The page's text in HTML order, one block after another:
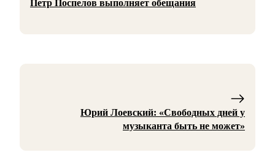
Петр Поспелов выполняет обещания
Юрий Лоевский: «Свободных дней у
музыканта быть не может»